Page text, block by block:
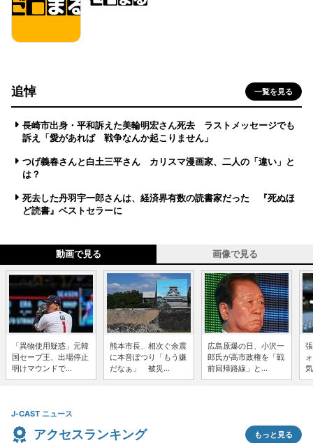
追悼 一覧を見る
長崎市出身・平和訴えた美輪明宏さん死去 ラストメッセージでも
訴え「愛があれば 戦争なんか起こりません」
つげ義春さんと白土三平さん カリスマ漫画家、二人の「違い」と
は？
死去した丹羽宇一郎さんは、経済界有数の読書家だった 『死ぬほ
ど読書』ベストセラーに
動画で見る 画像で見る
「異物使用疑惑」元韓
国セーブ王、出場停止
明けマウンドで...
熊本市長、相次ぐ余震
に本音ぽつり「もう嫌
だなぁ」 被災...
広島原爆の日、小沢一
郎氏が高市政権を「戦
前回帰路線」と...
J-CAST ニュース
アクセスランキング もっと見る